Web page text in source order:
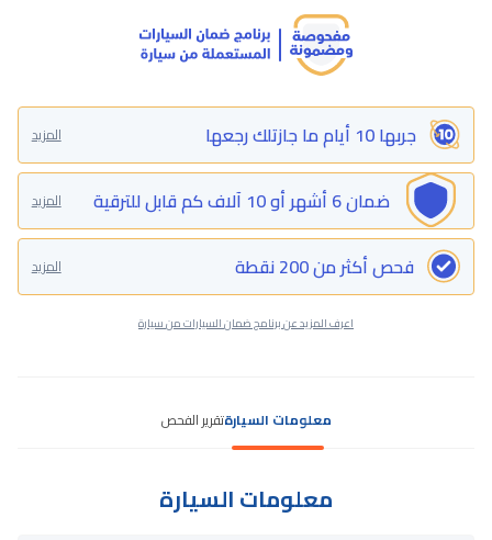
جربها 10 أيام ما جازتلك رجعها المزيد
ضمان 6 أشهر أو 10 آلاف كم قابل للترقية المزيد
فحص أكثر من 200 نقطة المزيد
اعرف المزيد عن برنامج ضمان السيارات من سيارة
معلومات السيارةتقرير الفحص
معلومات السيارة